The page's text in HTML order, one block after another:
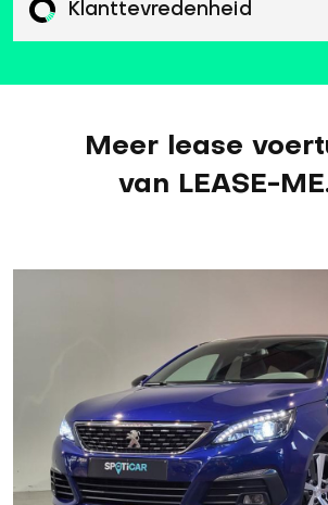
Klanttevredenheid
Meer lease
van LEASE-